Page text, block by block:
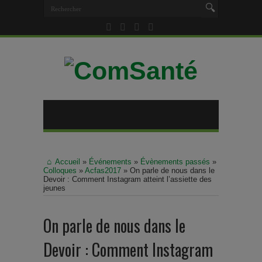
Accueil » Événements » Évènements passés »
Colloques » Acfas2017 » On parle de nous dans le
Devoir : Comment Instagram atteint l’assiette des
jeunes
On parle de nous dans le
Devoir : Comment Instagram